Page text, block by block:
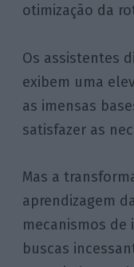
otimização da
Os assistentes
exibem uma
as imensas
satisfazer as
Mas a
aprendizagem
mecanismos
buscas